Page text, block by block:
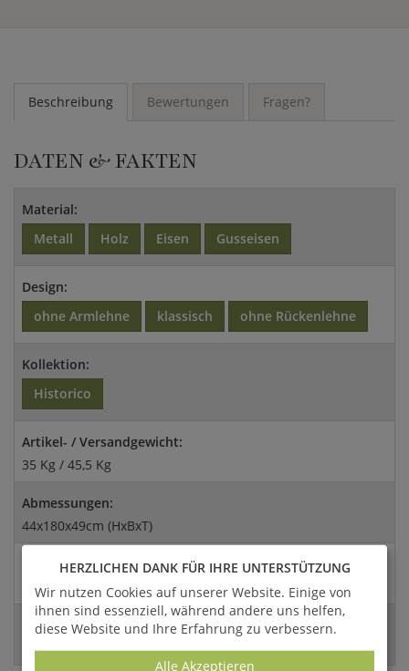
Beschreibung Bewertungen Fragen?
DATEN & FAKTEN
Material:
Metall
Holz Eisen Gusseisen
Design:
ohne Armlehne
klassisch ohne Rückenlehne
Kollektion:
Historico
Artikel- / Versandgewicht:
35 Kg / 45,5 Kg
Abmessungen:
44x180x49cm (HxBxT)
Versandart:
Spedition
EAN:
4056026380868
HERZLICHEN DANK FÜR IHRE UNTERSTÜTZUNG
Wir nutzen Cookies auf unserer Website. Einige von
ihnen sind essenziell, während andere uns helfen,
diese Website und Ihre Erfahrung zu verbessern.
Alle Akzeptieren